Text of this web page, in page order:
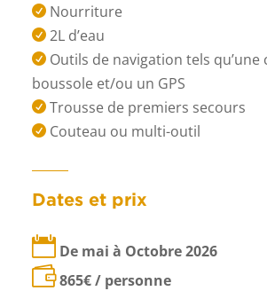
Nourriture
2L d’eau
Outils de navigation tels qu’une
boussole et/ou un GPS
Trousse de premiers secours
Couteau ou multi-outil
Dates et prix
 De mai à Octobre 2026
 865€ / personne